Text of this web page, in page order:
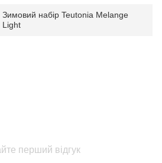
Зимовий набір Teutonia Melange
Light
перший відгук